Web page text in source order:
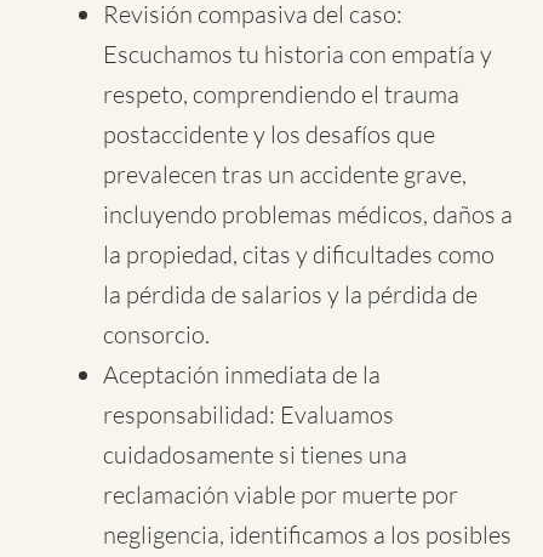
Revisión compasiva del caso:
Escuchamos tu historia con empatía y
respeto, comprendiendo el trauma
postaccidente y los desafíos que
prevalecen tras un accidente grave,
incluyendo problemas médicos, daños a
la propiedad, citas y dificultades como
la pérdida de salarios y la pérdida de
consorcio.
Aceptación inmediata de la
responsabilidad: Evaluamos
cuidadosamente si tienes una
reclamación viable por muerte por
negligencia, identificamos a los posibles